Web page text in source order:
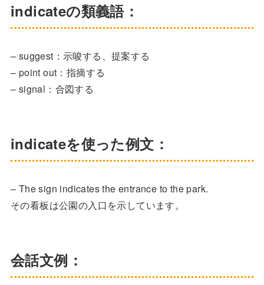
indicateの類義語：
– suggest：示唆する、提案する
– point out：指摘する
– signal：合図する
indicateを使った例文：
– The sign indicates the entrance to the park.
その看板は公園の入口を示しています。
会話文例：